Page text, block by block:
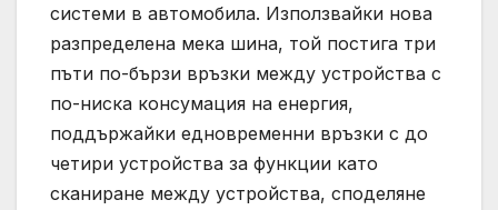
системи в автомобила. Използвайки нова
разпределена мека шина, той постига три
пъти по-бързи връзки между устройства с
по-ниска консумация на енергия,
поддържайки едновременни връзки с до
четири устройства за функции като
сканиране между устройства, споделяне